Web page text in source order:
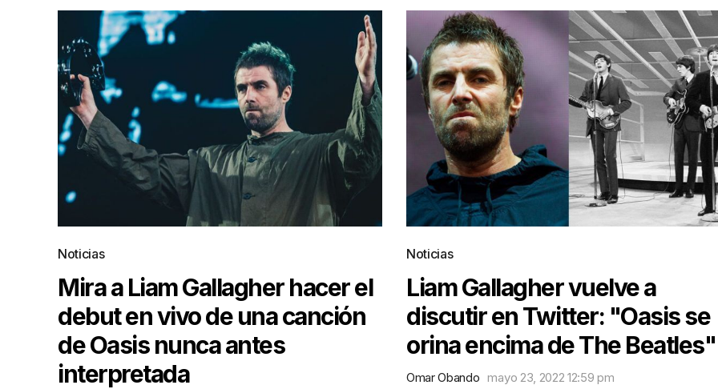
Noticias
Mira a Liam Gallagher hacer el
debut en vivo de una canción
de Oasis nunca antes
interpretada
Noticias
Liam Gallagher vuelve a
discutir en Twitter: "Oasis se
orina encima de The Beatles"
Omar Obando mayo 23, 2022 12:59 pm